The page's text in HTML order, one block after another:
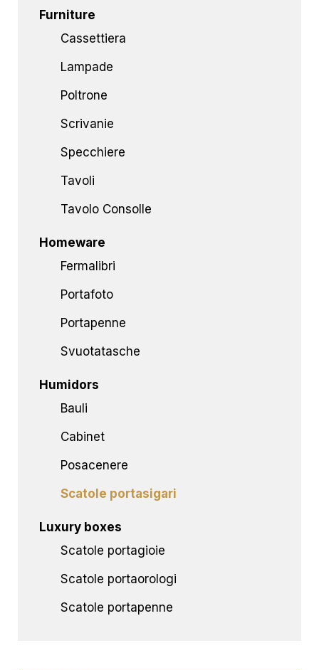
Furniture
Cassettiera
Lampade
Poltrone
Scrivanie
Specchiere
Tavoli
Tavolo Consolle
Homeware
Fermalibri
Portafoto
Portapenne
Svuotatasche
Humidors
Bauli
Cabinet
Posacenere
Scatole portasigari
Luxury boxes
Scatole portagioie
Scatole portaorologi
Scatole portapenne